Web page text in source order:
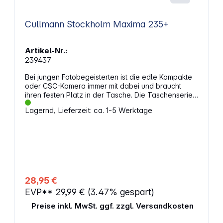
Cullmann Stockholm Maxima 235+
Artikel-Nr.:
239437
Bei jungen Fotobegeisterten ist die edle Kompakte
oder CSC-Kamera immer mit dabei und braucht
ihren festen Platz in der Tasche. Die Taschenserie
STOCKHOLM erfüllt diesen Anspruch und
präsentiert sich optisch als Freizeittasche,
dazugehört. Das hochwertige Außenmaterial
verfügt über eine gute Haptik, ist schmutz- und
wasserabweisend und abriebfest. Die robust und
verdeckt genähten Reißverschlüsse mit Metall-
Griffstücke und der integrierte Regenschutz machen
Lagernd, Lieferzeit: ca. 1-5 Werktage
28,95 €
EVP** 29,99 € (3.47% gespart)
Preise inkl. MwSt. ggf. zzgl. Versandkosten